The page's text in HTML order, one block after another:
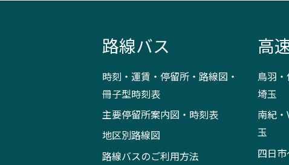
路線バス
時刻・運賃・停留所・路線図・
冊子型時刻表
主要停留所案内図・時刻表
地区別路線図
路線バスのご利用方法
高
鳥羽
埼玉
南紀
玉
四日